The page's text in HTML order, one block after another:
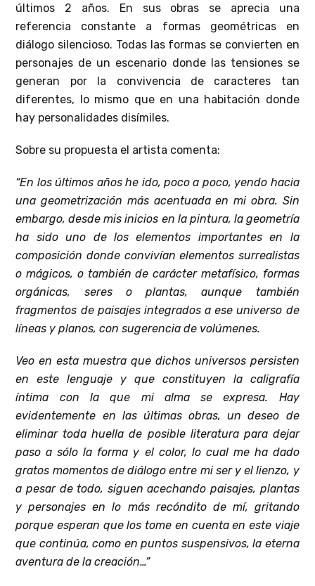
últimos 2 años. En sus obras se aprecia una
referencia constante a formas geométricas en
diálogo silencioso. Todas las formas se convierten en
personajes de un escenario donde las tensiones se
generan por la convivencia de caracteres tan
diferentes, lo mismo que en una habitación donde
hay personalidades disímiles.
Sobre su propuesta el artista comenta:
“En los últimos años he ido, poco a poco, yendo hacia
una geometrización más acentuada en mi obra. Sin
embargo, desde mis inicios en la pintura, la geometría
ha sido uno de los elementos importantes en la
composición donde convivían elementos surrealistas
o mágicos, o también de carácter metafísico, formas
orgánicas, seres o plantas, aunque también
fragmentos de paisajes integrados a ese universo de
líneas y planos, con sugerencia de volúmenes.
Veo en esta muestra que dichos universos persisten
en este lenguaje y que constituyen la caligrafía
íntima con la que mi alma se expresa. Hay
evidentemente en las últimas obras, un deseo de
eliminar toda huella de posible literatura para dejar
paso a sólo la forma y el color, lo cual me ha dado
gratos momentos de diálogo entre mi ser y el lienzo, y
a pesar de todo, siguen acechando paisajes, plantas
y personajes en lo más recóndito de mí, gritando
porque esperan que los tome en cuenta en este viaje
que continúa, como en puntos suspensivos, la eterna
aventura de la creación…”